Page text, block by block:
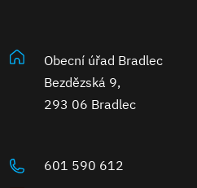
Obecní úřad Bradlec
Bezdězská 9,
293 06 Bradlec
601 590 612